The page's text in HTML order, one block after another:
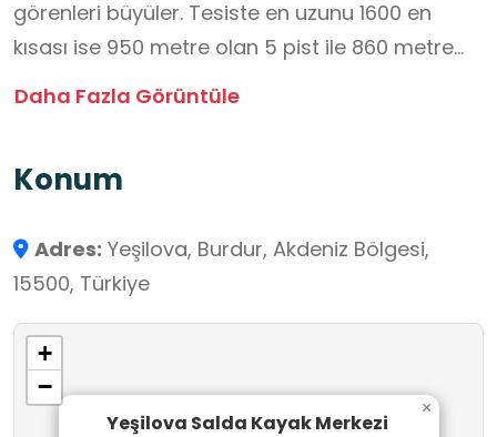
görenleri büyüler. Tesiste en uzunu 1600 en
kısası ise 950 metre olan 5 pist ile 860 metre
uzunluğundaki telesiyej hattı yer almaktadır.
Daha Fazla Görüntüle
Konum
Adres: Yeşilova, Burdur, Akdeniz Bölgesi,
15500, Türkiye
Yeşilova Salda Kayak Merkezi
×
+
−